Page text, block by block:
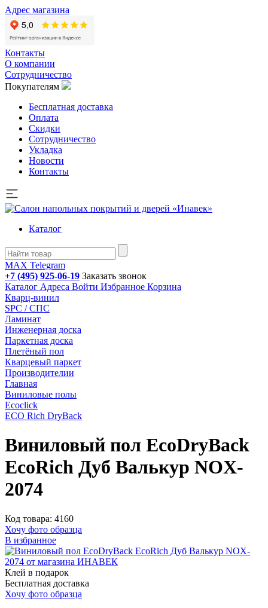
Адрес магазина
Контакты
О компании
Сотрудничество
Покупателям
Бесплатная доставка
Оплата
Скидки
Сотрудничество
Укладка
Новости
Контакты
Каталог
MAX Telegram
+7 (495) 925-06-19 Заказать звонок
Каталог Адреса Войти Избранное Корзина
Кварц-винил
SPC / СПС
Ламинат
Инженерная доска
Паркетная доска
Плетёный пол
Кварцевый паркет
Производителии
Главная
Виниловые полы
Ecoclick
ECO Rich DryBack
Виниловый пол EcoDryBack
EcoRich Дуб Валькур NOX-
2074
Код товара: 4160
Хочу фото образца
В избранное
Клей в подарок
Бесплатная доставка
Хочу фото образца